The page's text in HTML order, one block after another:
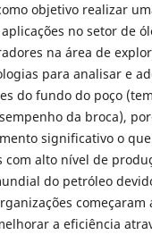
objetivo realizar
no setor de
na área de
para analisar e
do fundo do poço
da broca),
significativo o
com alto nível de
do petróleo
a eficiência